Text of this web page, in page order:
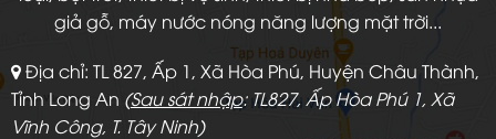
giả gỗ, máy nước nóng năng lượng mặt trời...
Địa chỉ: TL 827, Ấp 1, Xã Hòa Phú, Huyện Châu Thành,
Tỉnh Long An (Sau sát nhập: TL827, Ấp Hòa Phú 1, Xã
Vĩnh Công, T. Tây Ninh)